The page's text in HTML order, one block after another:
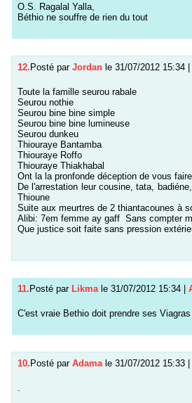
O.S. Ragalal Yalla,
Béthio ne souffre de rien du tout
12.Posté par Jordan le 31/07/2012 15:34 |
Toute la famille seurou rabale
Seurou nothie
Seurou bine bine simple
Seurou bine bine lumineuse
Seurou dunkeu
Thiouraye Bantamba
Thiouraye Roffo
Thiouraye Thiakhabal
Ont la la pronfonde déception de vous
De l'arrestation leur cousine, tata,
Thioune
Suite aux meurtres de 2 thiantacounes à
Alibi: 7em femme ay gaff Sans compter
Que justice soit faite sans pression
11. Posté par Likma le 31/07/2012 15:34
C'est vraie Bethio doit prendre ses
10. Posté par Adama le 31/07/2012 15:33
.